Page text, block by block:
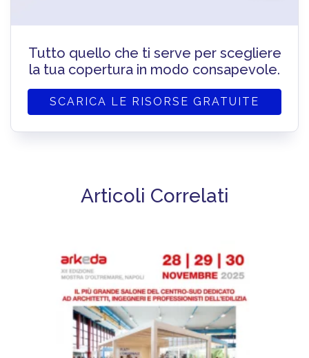
Tutto quello che ti serve per scegliere
la tua copertura in modo consapevole.
SCARICA LE RISORSE GRATUITE
Articoli Correlati